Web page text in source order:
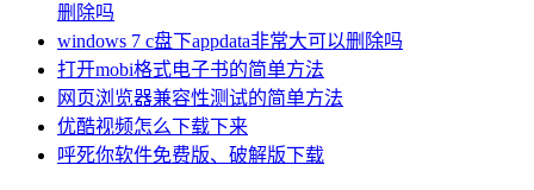
删除吗
windows 7 c盘下appdata非常大可以删除吗
打开mobi格式电子书的简单方法
网页浏览器兼容性测试的简单方法
优酷视频怎么下载下来
呼死你软件免费版、破解版下载